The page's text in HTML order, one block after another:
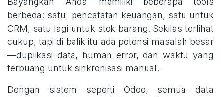
berbeda: satu pencatatan keuangan, satu untuk
CRM, satu lagi untuk stok barang. Sekilas terlihat
cukup, tapi di balik itu ada potensi masalah besar
—duplikasi data, human error, dan waktu yang
terbuang untuk sinkronisasi manual.
Dengan sistem seperti Odoo, semua data